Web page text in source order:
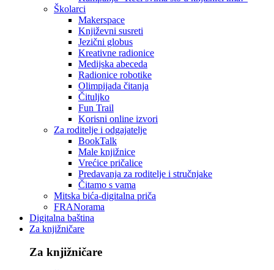
Školarci
Makerspace
Književni susreti
Jezični globus
Kreativne radionice
Medijska abeceda
Radionice robotike
Olimpijada čitanja
Čituljko
Fun Trail
Korisni online izvori
Za roditelje i odgajatelje
BookTalk
Male knjižnice
Vrećice pričalice
Predavanja za roditelje i stručnjake
Čitamo s vama
Mitska bića-digitalna priča
FRANorama
Digitalna baština
Za knjižničare
Za knjižničare